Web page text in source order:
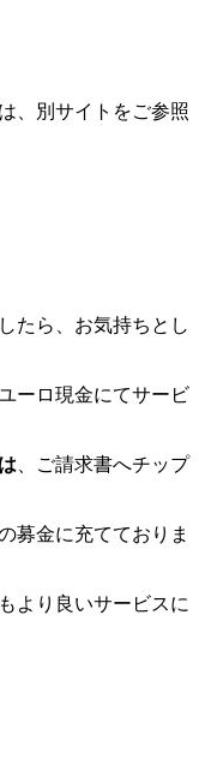
、別サイトをご参照
たら、お気持ちとし
ユーロ現金にてサービ
、ご請求書へチップ
募金に充てておりま
より良いサービスに